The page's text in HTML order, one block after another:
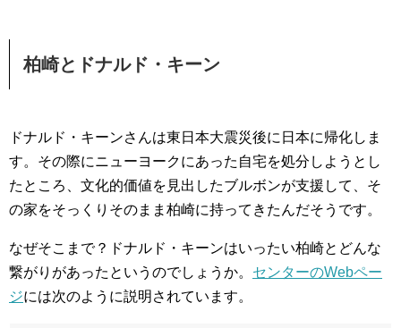
柏崎とドナルド・キーン
ドナルド・キーンさんは東日本大震災後に日本に帰化しま
す。その際にニューヨークにあった自宅を処分しようとし
たところ、文化的価値を見出したブルボンが支援して、そ
の家をそっくりそのまま柏崎に持ってきたんだそうです。
なぜそこまで？ドナルド・キーンはいったい柏崎とどんな
繋がりがあったというのでしょうか。 センターのWebペー
ジには次のように説明されています。